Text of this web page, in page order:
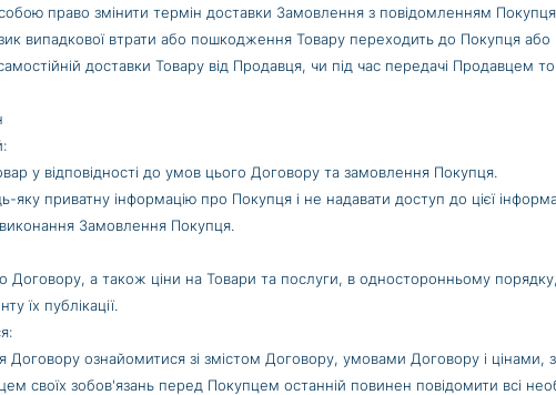
право змінити термін доставки Замовлення з повідомленням
випадкової втрати або пошкодження Товару переходить до Покупця
доставки Товару від Продавця, чи під час передачі Продавцем
у відповідності до умов цього Договору та замовлення Покупця.
яку приватну інформацію про Покупця і не надавати доступ до цієї
Замовлення Покупця.
Договору, а також ціни на Товари та послуги, в односторонньому порядку,
їх публікації.
ознайомитися зі змістом Договору, умовами Договору і цінами,
своїх зобов'язань перед Покупцем останній повинен повідомити всі